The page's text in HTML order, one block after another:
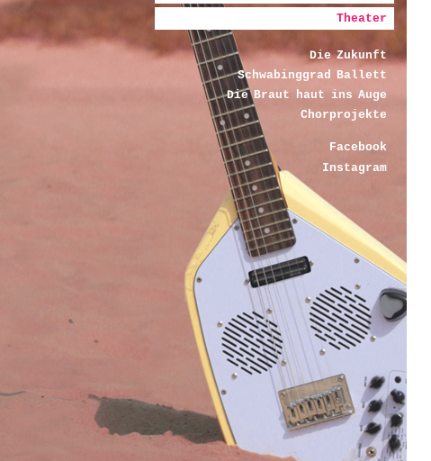
Theater
Die Zukunft
Schwabinggrad Ballett
Die Braut haut ins Auge
Chorprojekte
Facebook
Instagram